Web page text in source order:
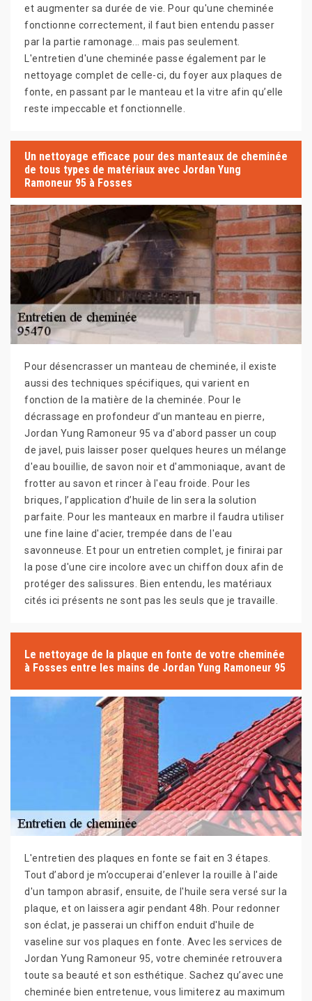
et augmenter sa durée de vie. Pour qu'une cheminée
fonctionne correctement, il faut bien entendu passer
par la partie ramonage... mais pas seulement.
L'entretien d'une cheminée passe également par le
nettoyage complet de celle-ci, du foyer aux plaques de
fonte, en passant par le manteau et la vitre afin qu’elle
reste impeccable et fonctionnelle.
Un nettoyage efficace pour des manteaux de cheminée
de tous types de matériaux avec Jordan Yung
Ramoneur 95 à Fosses
Pour désencrasser un manteau de cheminée, il existe
aussi des techniques spécifiques, qui varient en
fonction de la matière de la cheminée. Pour le
décrassage en profondeur d’un manteau en pierre,
Jordan Yung Ramoneur 95 va d'abord passer un coup
de javel, puis laisser poser quelques heures un mélange
d'eau bouillie, de savon noir et d'ammoniaque, avant de
frotter au savon et rincer à l'eau froide. Pour les
briques, l’application d’huile de lin sera la solution
parfaite. Pour les manteaux en marbre il faudra utiliser
une fine laine d'acier, trempée dans de l'eau
savonneuse. Et pour un entretien complet, je finirai par
la pose d'une cire incolore avec un chiffon doux afin de
protéger des salissures. Bien entendu, les matériaux
cités ici présents ne sont pas les seuls que je travaille.
Le nettoyage de la plaque en fonte de votre cheminée
à Fosses entre les mains de Jordan Yung Ramoneur 95
L'entretien des plaques en fonte se fait en 3 étapes.
Tout d’abord je m’occuperai d’enlever la rouille à l'aide
d'un tampon abrasif, ensuite, de l'huile sera versé sur la
plaque, et on laissera agir pendant 48h. Pour redonner
son éclat, je passerai un chiffon enduit d'huile de
vaseline sur vos plaques en fonte. Avec les services de
Jordan Yung Ramoneur 95, votre cheminée retrouvera
toute sa beauté et son esthétique. Sachez qu’avec une
cheminée bien entretenue, vous limiterez au maximum